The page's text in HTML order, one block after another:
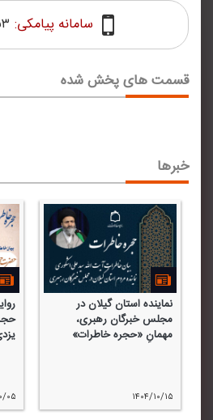
قسمت های پخش شده
سامانه پیامکی:
خبرها
نماینده استان گیلان در
مجلس خبرگان رهبری،
مهمانِ «حجره خاطرات»
۱۴۰۴/۱۰/۱۵